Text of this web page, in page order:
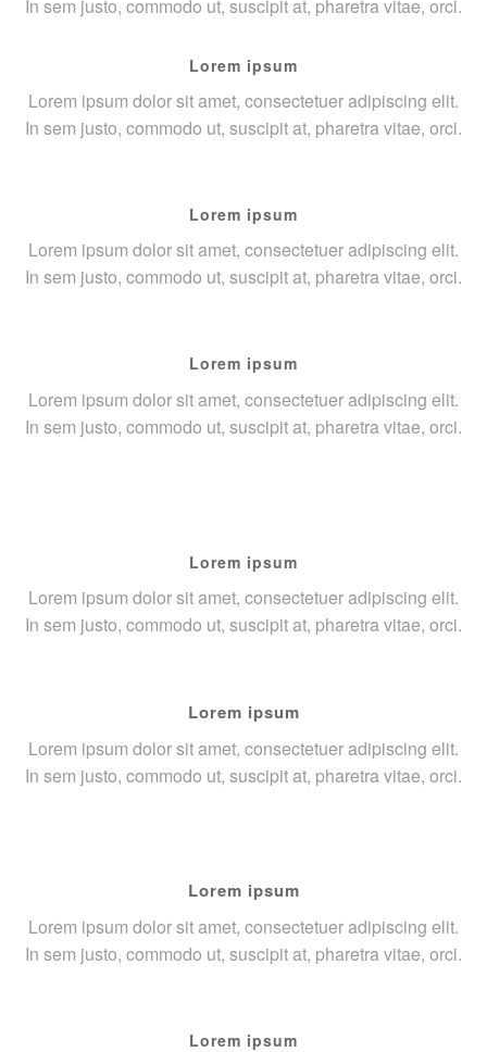
In sem justo, commodo ut, suscipit at, pharetra vitae, orci.
Lorem ipsum
Lorem ipsum dolor sit amet, consectetuer adipiscing elit.
In sem justo, commodo ut, suscipit at, pharetra vitae, orci.
Lorem ipsum
Lorem ipsum dolor sit amet, consectetuer adipiscing elit.
In sem justo, commodo ut, suscipit at, pharetra vitae, orci.
Lorem ipsum
Lorem ipsum dolor sit amet, consectetuer adipiscing elit.
In sem justo, commodo ut, suscipit at, pharetra vitae, orci.
Lorem ipsum
Lorem ipsum dolor sit amet, consectetuer adipiscing elit.
In sem justo, commodo ut, suscipit at, pharetra vitae, orci.
Lorem ipsum
Lorem ipsum dolor sit amet, consectetuer adipiscing elit.
In sem justo, commodo ut, suscipit at, pharetra vitae, orci.
Lorem ipsum
Lorem ipsum dolor sit amet, consectetuer adipiscing elit.
In sem justo, commodo ut, suscipit at, pharetra vitae, orci.
Lorem ipsum